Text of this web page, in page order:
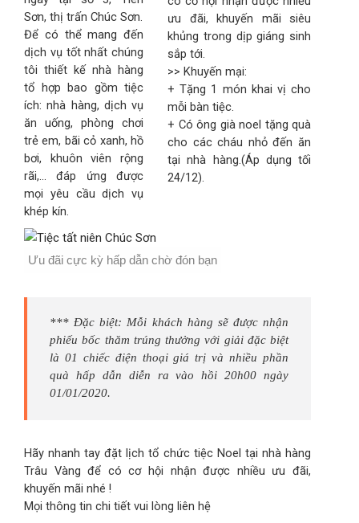
Sơn, thị trấn Chúc Sơn.
Để có thể mang đến
dịch vụ tốt nhất chúng
tôi thiết kế nhà hàng
tổ hợp bao gồm tiệc
ích: nhà hàng, dịch vụ
ăn uống, phòng chơi
trẻ em, bãi cỏ xanh, hồ
bơi, khuôn viên rộng
rãi,... đáp ứng được
mọi yêu cầu dịch vụ
khép kín.
ưu đãi, khuyến mãi siêu
khủng trong dịp giáng sinh
sắp tới.
>> Khuyến mại:
+ Tặng 1 món khai vị cho
mỗi bàn tiệc.
+ Có ông già noel tặng quà
cho các cháu nhỏ đến ăn
tại nhà hàng.(Áp dụng tối
24/12).
Ưu đãi cực kỳ hấp dẫn chờ đón bạn
*** Đặc biệt: Mỗi khách hàng sẽ được nhận
phiếu bốc thăm trúng thưởng với giải đặc biệt
là 01 chiếc điện thoại giá trị và nhiều phần
quà hấp dẫn diễn ra vào hồi 20h00 ngày
01/01/2020.
Hãy nhanh tay đặt lịch tổ chức tiệc Noel tại nhà hàng
Trâu Vàng để có cơ hội nhận được nhiều ưu đãi,
khuyến mãi nhé !
Mọi thông tin chi tiết vui lòng liên hệ